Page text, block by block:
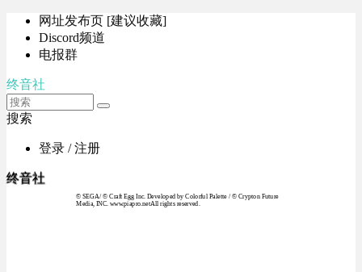
网址发布页 [建议收藏]
Discord频道
电报群
终音社
搜索
登录 / 注册
终音社
© SEGA / © Craft Egg Inc. Developed by Colorful Palette / © Crypton Future
Media, INC. www.piapro.netAll rights reserved.